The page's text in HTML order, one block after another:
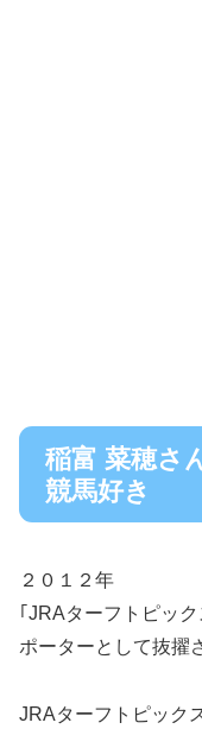
稲富 菜穂
競馬好き
２０１２年
｢JRAターフトピッ
ポーターとして抜擢
JRAターフトピック